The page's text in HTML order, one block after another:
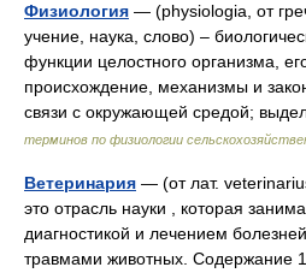
Физиология — (physiologia, от
учение, наука, слово) –
функции целостного организма,
происхождение, механизмы и
связи с окружающей средой;
терминов по физиологии
Ветеринария — (от лат.
это отрасль науки , которая
диагностикой и лечением
травмами животных. Содержание